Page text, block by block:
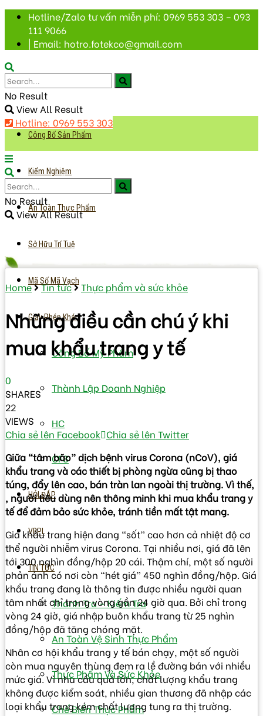
Hotline/Zalo tư vấn miễn phí: 0969 553 303 – 093
111 9066
| Email: hotro.fotekco@gmail.com
No Result
View All Result
Hotline: 0969 553 303
Công Bố Sản Phẩm
Kiểm Nghiệm
An Toàn Thực Phẩm
Sở Hữu Trí Tuệ
Mã Số Mã Vạch
Giấy Phép Khác
Công Bố Mỹ Phẩm
Thành Lập Doanh Nghiệp
HC
CFS
HỎI ĐÁP
VBPL
TIN TỨC
Thanh Tra – Kiếm Tra
An Toàn Vệ Sinh Thực Phẩm
Thực Phẩm Và Sức Khỏe
Chế Biến Thực Phẩm
No Result
View All Result
Home Tin tức Thực phẩm và sức khỏe
Những điều cần chú ý khi
mua khẩu trang y tế
0
SHARES
22
VIEWS
Chia sẻ lên Facebook Chia sẻ lên Twitter
Giữa “tâm bão” dịch bệnh virus Corona (nCoV), giá
khẩu trang và các thiết bị phòng ngừa cũng bị thao
túng, đẩy lên cao, bán tràn lan ngoài thị trường. Vì thế,
, người tiêu dùng nên thông minh khi mua khẩu trang y
tế để đảm bảo sức khỏe, tránh tiền mất tật mang.
Giá khẩu trang hiện đang “sốt” cao hơn cả nhiệt độ cơ
thể người nhiễm virus Corona. Tại nhiều nơi, giá đã lên
tới 300 nghìn đồng/hộp 20 cái. Thậm chí, một số người
phản ánh có nơi còn “hét giá” 450 nghìn đồng/hộp. Giá
khẩu trang đang là thông tin được nhiều người quan
tâm nhất chỉ trong vòng gần 24 giờ qua. Bởi chỉ trong
vòng 24 giờ, giá nhập buôn khẩu trang từ 25 nghìn
đồng/hộp đã tăng chóng mặt.
Nhân cơ hội khẩu trang y tế bán chạy, một số người
còn mua nguyên thùng đem ra lề đường bán với nhiều
mức giá. Vì nhu cầu quá lớn, chất lượng khẩu trang
không được kiểm soát, nhiều gian thương đã nhập các
loại khẩu trang kém chất lượng tung ra thị trường.